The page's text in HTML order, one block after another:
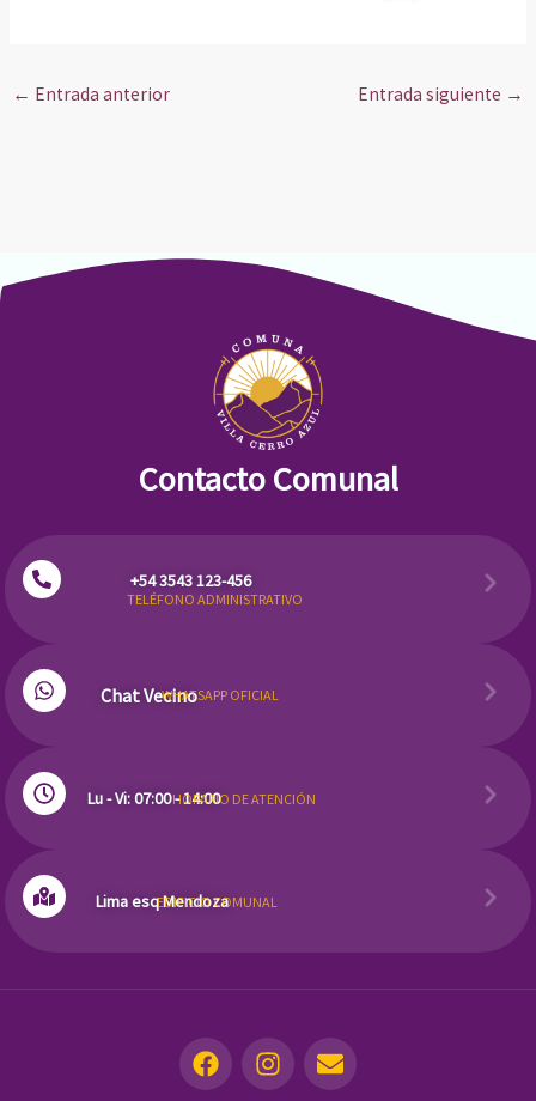
← Entrada anterior Entrada siguiente →
Contacto Comunal
+54 3543 123-456
TELÉFONO ADMINISTRATIVO
Chat VecinoWHATSAPP OFICIAL
Lu - Vi: 07:00 - 14:00HORARIO DE ATENCIÓN
Lima esq Mendoza
EDIFICIO COMUNAL
F
a
I
n
E
n